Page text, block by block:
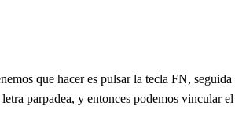
que hacer es pulsar la tecla FN,
parpadea, y entonces podemos vincular